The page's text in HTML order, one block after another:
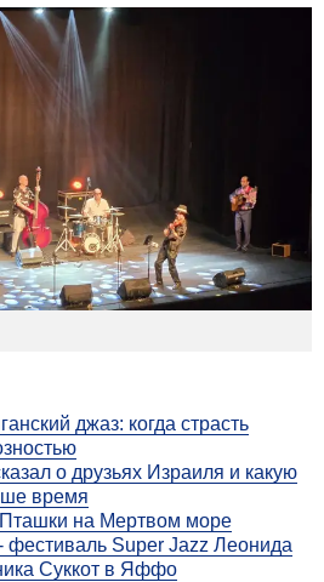
джаз: когда страсть
о друзьях Израиля и какую
время
на Мертвом море
фестиваль Super Jazz Леонида
Суккот в Яффо